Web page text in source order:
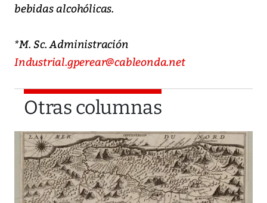
bebidas alcohólicas.
*M. Sc. Administración
Industrial.gperear@cableonda.net
Otras columnas